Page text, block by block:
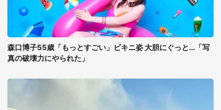
森口博子55歳「もっとすごい」ビキニ姿 大胆にぐっと...「写
真の破壊力にやられた」